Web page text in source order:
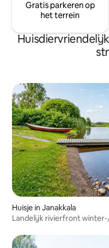
Gratis parkeren op
het terrein
Huisje in Janakkala
Landelijk rivierfront